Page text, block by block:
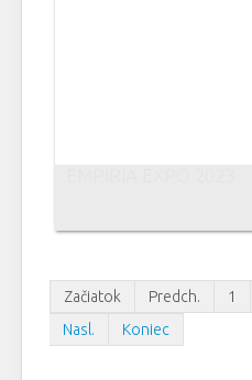
Začiatok
Predch. 1
Nasl.
Koniec